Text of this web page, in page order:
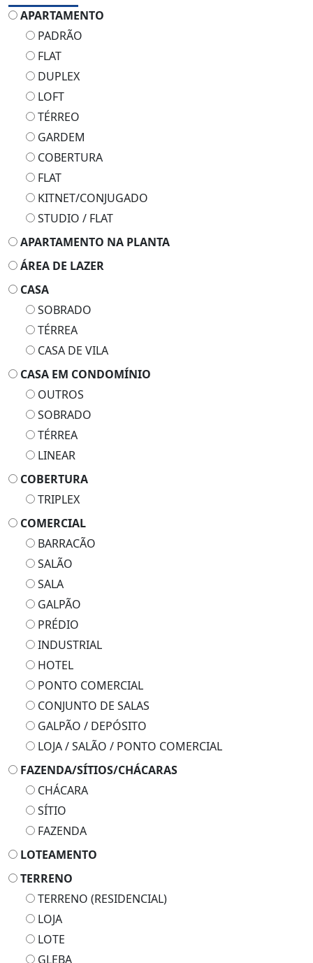
APARTAMENTO
PADRÃO
FLAT
DUPLEX
LOFT
TÉRREO
GARDEM
COBERTURA
FLAT
KITNET/CONJUGADO
STUDIO / FLAT
APARTAMENTO NA PLANTA
ÁREA DE LAZER
CASA
SOBRADO
TÉRREA
CASA DE VILA
CASA EM CONDOMÍNIO
OUTROS
SOBRADO
TÉRREA
LINEAR
COBERTURA
TRIPLEX
COMERCIAL
BARRACÃO
SALÃO
SALA
GALPÃO
PRÉDIO
INDUSTRIAL
HOTEL
PONTO COMERCIAL
CONJUNTO DE SALAS
GALPÃO / DEPÓSITO
LOJA / SALÃO / PONTO COMERCIAL
FAZENDA/SÍTIOS/CHÁCARAS
CHÁCARA
SÍTIO
FAZENDA
LOTEAMENTO
TERRENO
TERRENO (RESIDENCIAL)
LOJA
LOTE
GLEBA